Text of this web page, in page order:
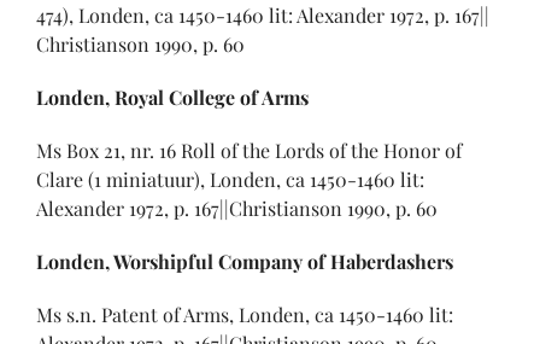
474), Londen, ca 1450-1460 lit: Alexander 1972, p. 167||
Christianson 1990, p. 60
Londen, Royal College of Arms
Ms Box 21, nr. 16 Roll of the Lords of the Honor of
Clare (1 miniatuur), Londen, ca 1450-1460 lit:
Alexander 1972, p. 167||Christianson 1990, p. 60
Londen, Worshipful Company of Haberdashers
Ms s.n. Patent of Arms, Londen, ca 1450-1460 lit: